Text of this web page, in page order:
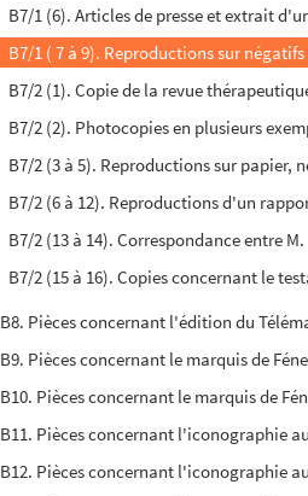
B7/1 (6). Articles de presse et extrait
B7/1 ( 7 à 9). Reproductions sur
B7/2 (1). Copie de la revue
B7/2 (2). Photocopies en plusieurs
B7/2 (3 à 5). Reproductions sur papier,
B7/2 (6 à 12). Reproductions d'un
B7/2 (13 à 14). Correspondance entre
B7/2 (15 à 16). Copies concernant le
B8. Pièces concernant l'édition du
B9. Pièces concernant le marquis de
B10. Pièces concernant le marquis de
B11. Pièces concernant l'iconographie
B12. Pièces concernant l'iconographie